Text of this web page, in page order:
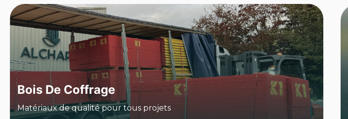
Bois De Coffrage
Matériaux de qualité pour tous projets